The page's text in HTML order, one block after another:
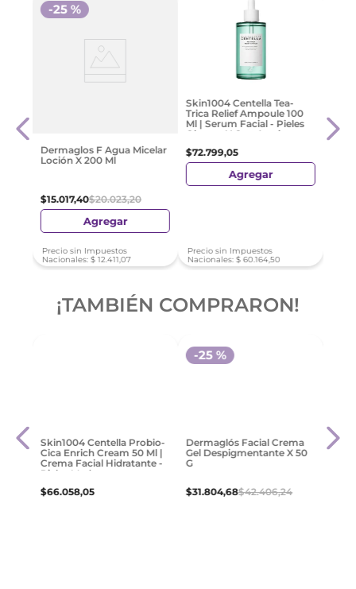
Dermaglos F Agua Micelar
Loción X 200 Ml
$15.017,40$20.023,20
-25 %
Agregar
Precio sin Impuestos
Nacionales: $ 12.411,07
Skin1004 Centella Tea-
Trica Relief Ampoule 100
Ml | Serum Facial - Pieles
Oleosas Y Con Acné
$72.799,05
Agregar
Precio sin Impuestos
Nacionales: $ 60.164,50
¡TAMBIÉN COMPRARON!
Skin1004 Centella Probio-
Cica Enrich Cream 50 Ml |
Crema Facial Hidratante -
Pieles Maduras
$66.058,05
Dermaglós Facial Crema
Gel Despigmentante X 50
G
$31.804,68$42.406,24
-25 %